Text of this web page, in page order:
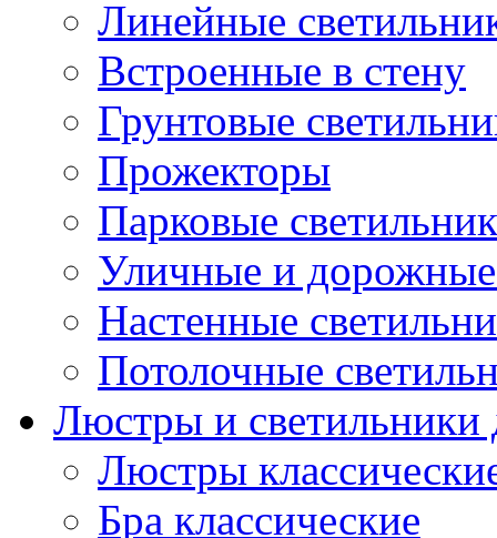
Линейные
Встроенные в стену
Грунтовые
Прожекторы
Парковые
Уличные и
Настенные
Потолочные
Люстры и светильники
Люстры
Бра классические